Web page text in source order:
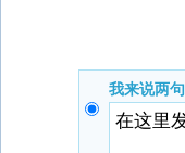
我来说两句